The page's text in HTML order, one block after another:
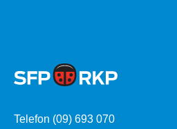
Telefon (09) 693 070